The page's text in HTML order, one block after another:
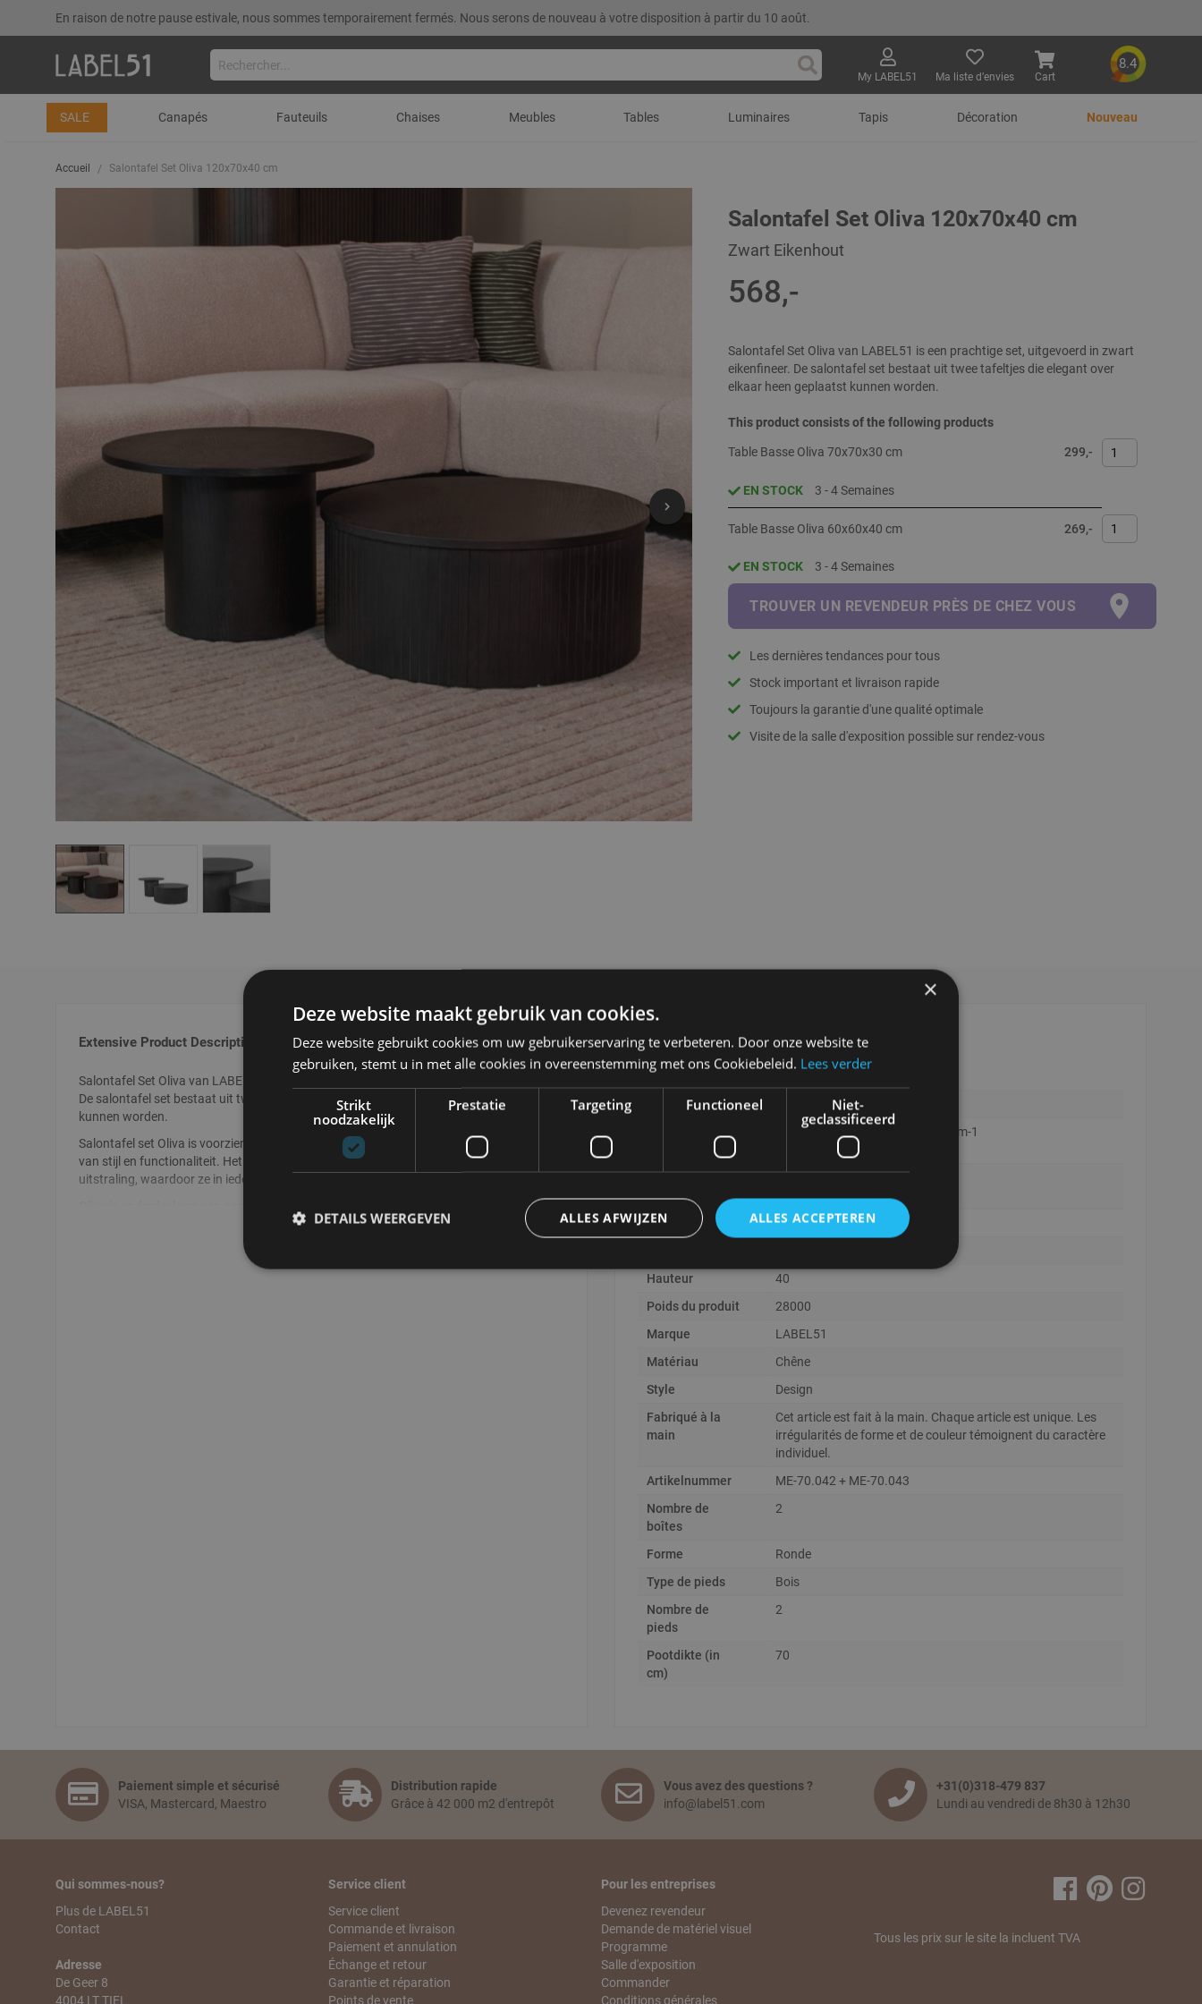
En raison de notre pause estivale, nous sommes temporairement fermés. Nous serons de nouveau à votre disposition à partir du 10 août.
RechercherMy LABEL51 Ma liste d’envies Cart
8.4
SALE Canapés Fauteuils Chaises Meubles Tables Luminaires Tapis Décoration Nouveau
end
gallery
Accueil Salontafel Set Oliva 120x70x40 cm
Salontafel Set Oliva 120x70x40 cm
Zwart Eikenhout
568,-
Salontafel Set Oliva van LABEL51 is een prachtige set, uitgevoerd in zwart
eikenfineer. De salontafel set bestaat uit twee tafeltjes die elegant over
elkaar heen geplaatst kunnen worden.
This product consists of the following products
Table Basse Oliva 70x70x30 cm 299,-
EN STOCK 3 - 4 Semaines
Table Basse Oliva 60x60x40 cm 269,-
EN STOCK 3 - 4 Semaines
TROUVER UN REVENDEUR PRÈS DE CHEZ VOUS
Les dernières tendances pour tous
Stock important et livraison rapide
Toujours la garantie d'une qualité optimale
Visite de la salle d'exposition possible sur rendez-vous
Extensive Product Description
Salontafel Set Oliva van LABEL51 is een prachtige set, uitgevoerd in zwart eikenfineer.
De salontafel set bestaat uit twee tafeltjes die elegant over elkaar heen geplaatst
kunnen worden.
Salontafel set Oliva is voorzien van zachte rondingen en is een perfecte samensmelting
van stijl en functionaliteit. Het zwarte eikenfineer geeft de tafels een warme en tijdloze
uitstraling, waardoor ze in ieder interieur passen.
Oliva is onderdeel van een complete meubelserie. Plaats de tafeltjes los van elkaar in de
woonkamer en combineer het met bijvoorbeeld een tv-meubel of dressoir Oliva, om een
- Salontafel set Oliva is elegant en tijdloos
Technical Details
Salontafel Set Oliva 120x70x40 cm-1
Kleur van de
poten/onderstel
Zwart
Profondeur
70
Hauteur
40
Poids du produit
28000
Marque
LABEL51
Matériau
Chêne
Style
Design
Fabriqué à la
main
Cet article est fait à la main. Chaque article est unique. Les
irrégularités de forme et de couleur témoignent du caractère
individuel.
Artikelnummer
ME-70.042 + ME-70.043
Nombre de
boîtes
2
Forme
Ronde
Type de pieds
Bois
Nombre de
pieds
2
Pootdikte (in
cm)
70
Paiement simple et sécurisé
VISA, Mastercard, Maestro
Distribution rapide
Grâce à 42 000 m2 d'entrepôt
Vous avez des questions ?
info@label51.com
+31(0)318-479 837
Lundi au vendredi de 8h30 à 12h30
Qui sommes-nous?
Plus de LABEL51
Contact
Adresse
De Geer 8
4004 LT TIEL
Service client
Service client
Commande et livraison
Paiement et annulation
Échange et retour
Garantie et réparation
Points de vente
Pour les entreprises
Devenez revendeur
Demande de matériel visuel
Programme
Salle d'exposition
Commander
Conditions générales
Tous les prix sur le site la incluent TVA
×
Deze website maakt gebruik van cookies.
Deze website gebruikt cookies om uw gebruikerservaring te verbeteren. Door onze website te
gebruiken, stemt u in met alle cookies in overeenstemming met ons Cookiebeleid. Lees verder
Strikt
noodzakelijk
Prestatie Targeting Functioneel
Niet-
geclassificeerd
ALLES ACCEPTEREN
ALLES AFWIJZEN
DETAILS WEERGEVEN